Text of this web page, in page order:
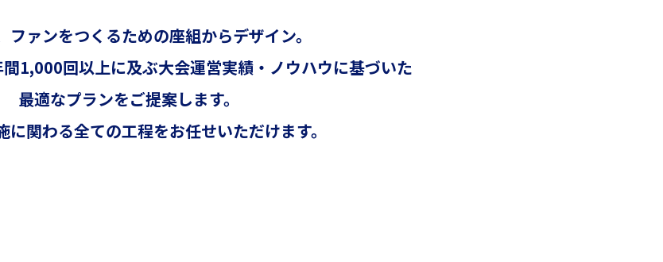
ファンをつくるための座組からデザイン。
1,000回以上に及ぶ大会運営実績・ノウハウに基づいた
最適なプランをご提案します。
に関わる全ての工程をお任せいただけます。